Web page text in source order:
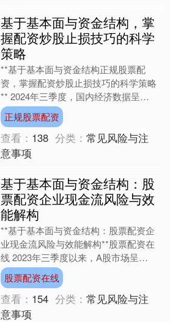
基于基本面与资金结构，掌
握配资炒股止损技巧的科学
策略
**基于基本面与资金结构正规股票配
资，掌握配资炒股止损技巧的科学策略
** 2024年三季度，国内经济数据呈
现"弱复苏+结构分化"特征，制造业PMI
连续三个月站稳....
正规股票配资
查看： 138 分类：常见风险与注
意事项
基于基本面与资金结构：股
票配资企业现金流风险与效
能解构
**基于基本面与资金结构：股票配资企
业现金流风险与效能解构**股票配资在
线 2023年三季度以来，A股市场呈现
结构性分化特征：上证指数围绕3200
点震荡，但板块....
股票配资在线
查看： 154 分类：常见风险与注
意事项